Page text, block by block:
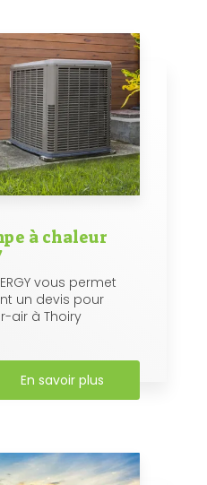
à chaleur
vous permet
un devis pour
air à Thoiry
En savoir plus